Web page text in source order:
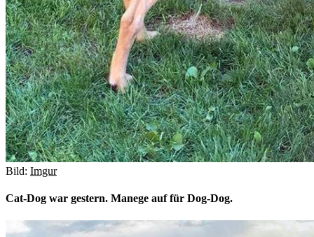
Bild: Imgur
Cat-Dog war gestern. Manege auf für Dog-Dog.